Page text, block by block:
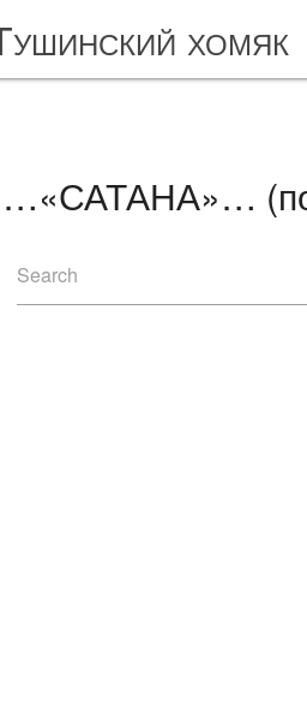
хомяк
…«САТАНА»…
Search